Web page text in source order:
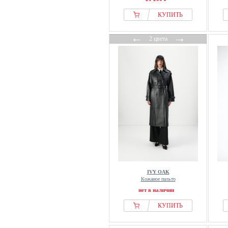
КУПИТЬ
←2 цвета→
IVY OAK
Кожаное пальто
нет в наличии
КУПИТЬ